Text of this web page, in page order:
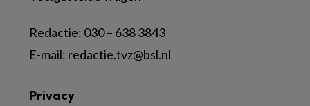
Redactie: 030 – 638 3843
E-mail: redactie.tvz@bsl.nl
Privacy